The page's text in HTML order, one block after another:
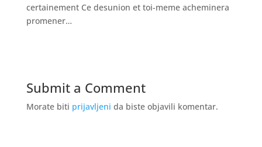
certainement Ce desunion et toi-meme acheminera
promener…
Submit a Comment
Morate biti prijavljeni da biste objavili komentar.